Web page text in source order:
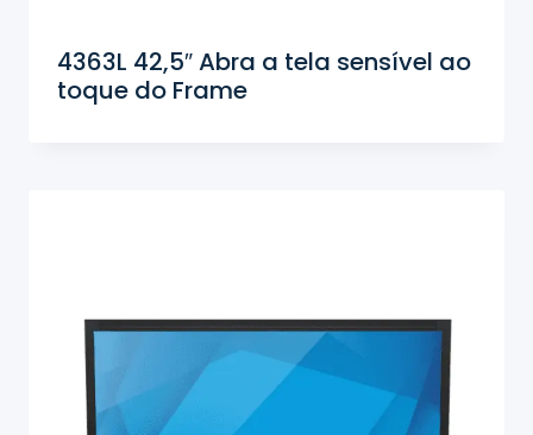
4363L 42,5″ Abra a tela sensível ao
toque do Frame